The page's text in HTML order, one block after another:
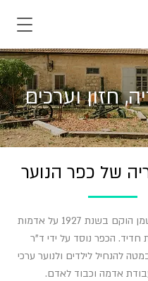
חזון וערכים
של כפר הנוער
כפר הנוער בן שמן הוקם בשנת 1927 על אדמות
חדיד. הכפר נוסד על ידי ד"ר
להנחיל לילדים ולנוער ערכי
אדמה וכבוד לאדם.